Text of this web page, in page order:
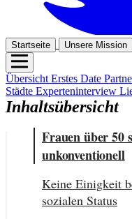
Startseite Unsere Mission
ÜbersichtErstes Date
Städte Experteninterview
Inhaltsübersicht
Frauen über 50
unkonventionell
Keine Einigkeit
sozialen Status